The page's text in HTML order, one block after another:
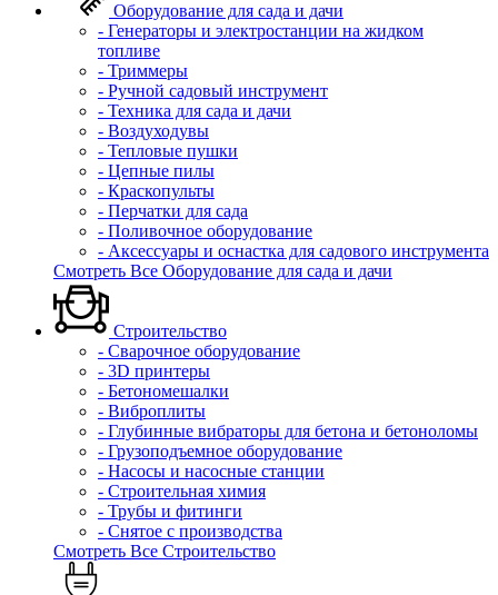
Оборудование для сада и дачи
- Генераторы и электростанции на жидком
топливе
- Триммеры
- Ручной садовый инструмент
- Техника для сада и дачи
- Воздуходувы
- Тепловые пушки
- Цепные пилы
- Краскопульты
- Перчатки для сада
- Поливочное оборудование
- Аксессуары и оснастка для садового инструмента
Смотреть Все Оборудование для сада и дачи
Строительство
- Сварочное оборудование
- 3D принтеры
- Бетономешалки
- Виброплиты
- Глубинные вибраторы для бетона и бетоноломы
- Грузоподъемное оборудование
- Насосы и насосные станции
- Строительная химия
- Трубы и фитинги
- Снятое с производства
Смотреть Все Строительство